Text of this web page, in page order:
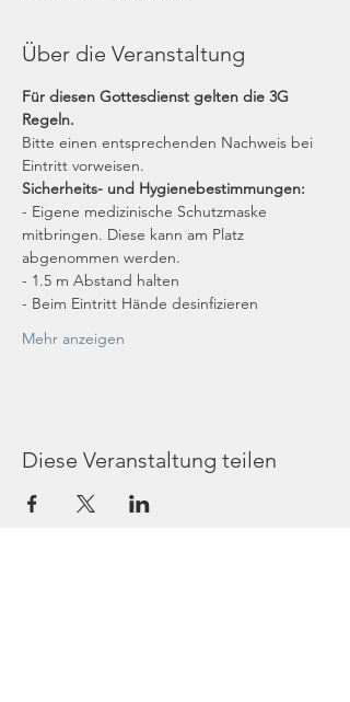
Über die Veranstaltung
Für diesen Gottesdienst gelten die 3G
Regeln.
Bitte einen entsprechenden Nachweis bei
Eintritt vorweisen.
Sicherheits- und Hygienebestimmungen:
- Eigene medizinische Schutzmaske
mitbringen. Diese kann am Platz
abgenommen werden.
- 1.5 m Abstand halten
- Beim Eintritt Hände desinfizieren
Mehr anzeigen
Diese Veranstaltung teilen